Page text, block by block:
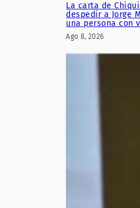
La carta de
despedir a Jorge
una persona con
Ago 8, 2026